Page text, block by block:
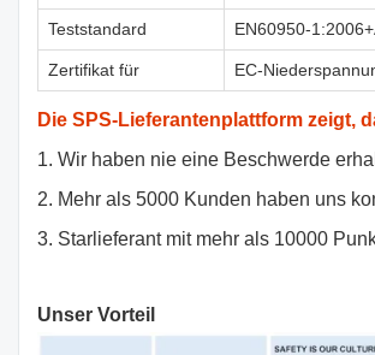
Teststandard EN60950-
Zertifikat für EC-
Die SPS-Lieferantenplattform zeigt,
1. Wir haben nie eine Beschwerde
2. Mehr als 5000 Kunden haben uns
3. Starlieferant mit mehr als 10000
Unser Vorteil